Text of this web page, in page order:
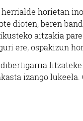
horietan
dioten, beren
aitzakia
ere, ospakizun
izango